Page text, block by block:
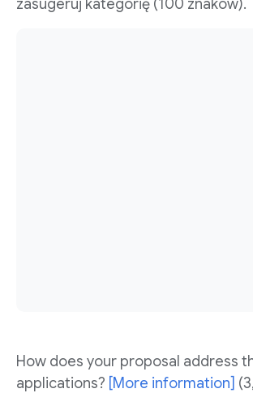
zasugeruj kategorię (100 znaków).
How does your proposal address
applications? [More information]